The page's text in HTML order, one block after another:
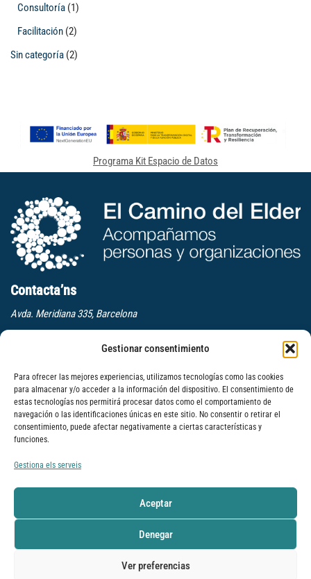
Gestionar consentimiento
Para ofrecer las mejores experiencias, utilizamos tecnologías como las cookies
para almacenar y/o acceder a la información del dispositivo. El consentimiento de
estas tecnologías nos permitirá procesar datos como el comportamiento de
navegación o las identificaciones únicas en este sitio. No consentir o retirar el
consentimiento, puede afectar negativamente a ciertas características y
funciones.
Gestiona els serveis
Aceptar
Denegar
Ver preferencias
Consultoría (1)
Facilitación (2)
Sin categoría (2)
Programa Kit Espacio de Datos
Contacta’ns
Avda. Meridiana 335, Barcelona
Segueix-nos
Subscriure
Dinàmica per millorar l’escolta en els equips: Escoltar a tres nivells
Formació per a la cultura del feedback
Dinàmica per a distingir fets d’interpretacions: L’escala de les